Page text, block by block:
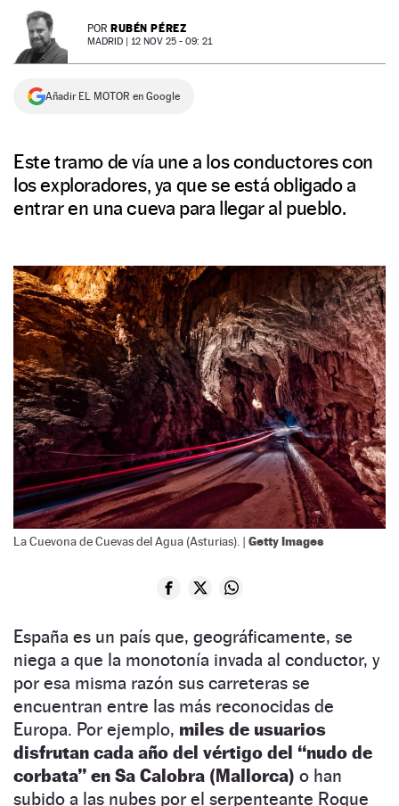
NEWSLETTER POR RUBÉN PÉREZ
MADRID | 12 NOV 25 - 09: 21
Añadir EL MOTOR en Google
Este tramo de vía une a los conductores con
los exploradores, ya que se está obligado a
entrar en una cueva para llegar al pueblo.
La Cuevona de Cuevas del Agua (Asturias). | Getty Images
España es un país que, geográficamente, se
niega a que la monotonía invada al conductor, y
por esa misma razón sus carreteras se
encuentran entre las más reconocidas de
Europa. Por ejemplo, miles de usuarios
disfrutan cada año del vértigo del “nudo de
corbata” en Sa Calobra (Mallorca) o han
subido a las nubes por el serpenteante Roque